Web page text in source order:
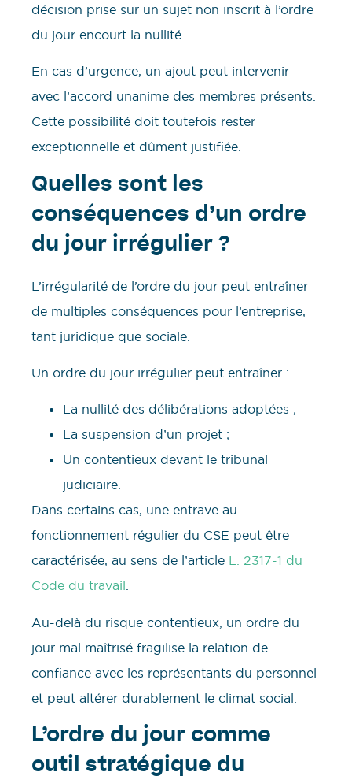
décision prise sur un sujet non inscrit à l’ordre
du jour encourt la nullité.
En cas d’urgence, un ajout peut intervenir
avec l’accord unanime des membres présents.
Cette possibilité doit toutefois rester
exceptionnelle et dûment justifiée.
Quelles sont les
conséquences d’un ordre
du jour irrégulier ?
L’irrégularité de l’ordre du jour peut entraîner
de multiples conséquences pour l’entreprise,
tant juridique que sociale.
Un ordre du jour irrégulier peut entraîner :
La nullité des délibérations adoptées ;
La suspension d’un projet ;
Un contentieux devant le tribunal
judiciaire.
Dans certains cas, une entrave au
fonctionnement régulier du CSE peut être
caractérisée, au sens de l’article L. 2317-1 du
Code du travail.
Au-delà du risque contentieux, un ordre du
jour mal maîtrisé fragilise la relation de
confiance avec les représentants du personnel
et peut altérer durablement le climat social.
L’ordre du jour comme
outil stratégique du